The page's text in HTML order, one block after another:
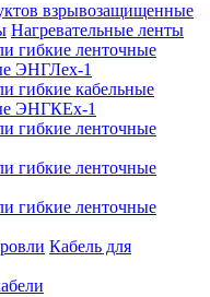
взрывозащищенные
Нагревательные ленты
гибкие ленточные
ЭНГЛех-1
гибкие кабельные
ЭНГКЕх-1
гибкие ленточные
гибкие ленточные
гибкие ленточные
Кабель для